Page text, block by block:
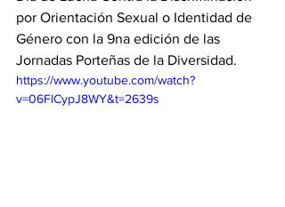
por Orientación Sexual o Identidad de
Género con la 9na edición de las
Jornadas Porteñas de la Diversidad.
https://www.youtube.com/watch?
v=06FlCypJ8WY&t=2639s